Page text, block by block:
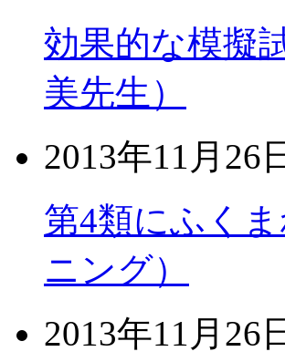
効果的な模擬
美先生）
2013年11月26
第4類にふく
ニング）
2013年11月26